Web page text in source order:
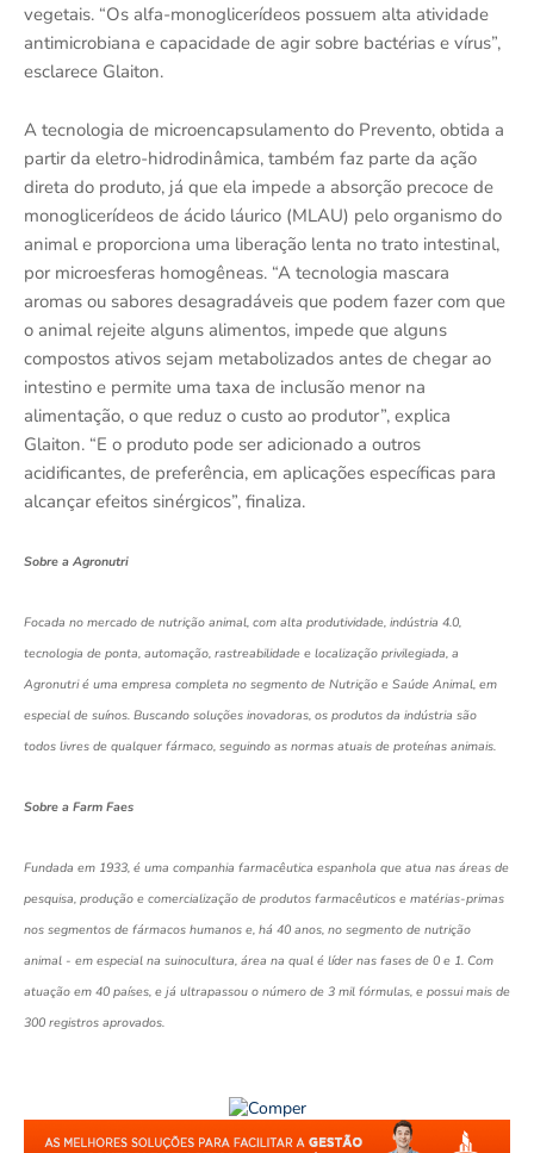
vegetais. “Os alfa-monoglicerídeos possuem alta atividade
antimicrobiana e capacidade de agir sobre bactérias e vírus”,
esclarece Glaiton.
A tecnologia de microencapsulamento do Prevento, obtida a
partir da eletro-hidrodinâmica, também faz parte da ação
direta do produto, já que ela impede a absorção precoce de
monoglicerídeos de ácido láurico (MLAU) pelo organismo do
animal e proporciona uma liberação lenta no trato intestinal,
por microesferas homogêneas. “A tecnologia mascara
aromas ou sabores desagradáveis que podem fazer com que
o animal rejeite alguns alimentos, impede que alguns
compostos ativos sejam metabolizados antes de chegar ao
intestino e permite uma taxa de inclusão menor na
alimentação, o que reduz o custo ao produtor”, explica
Glaiton. “E o produto pode ser adicionado a outros
acidificantes, de preferência, em aplicações específicas para
alcançar efeitos sinérgicos”, finaliza.
Sobre a Agronutri
Focada no mercado de nutrição animal, com alta produtividade, indústria 4.0,
tecnologia de ponta, automação, rastreabilidade e localização privilegiada, a
Agronutri é uma empresa completa no segmento de Nutrição e Saúde Animal, em
especial de suínos. Buscando soluções inovadoras, os produtos da indústria são
todos livres de qualquer fármaco, seguindo as normas atuais de proteínas animais.
Sobre a Farm Faes
Fundada em 1933, é uma companhia farmacêutica espanhola que atua nas áreas de
pesquisa, produção e comercialização de produtos farmacêuticos e matérias-primas
nos segmentos de fármacos humanos e, há 40 anos, no segmento de nutrição
animal - em especial na suinocultura, área na qual é líder nas fases de 0 e 1. Com
atuação em 40 países, e já ultrapassou o número de 3 mil fórmulas, e possui mais de
300 registros aprovados.